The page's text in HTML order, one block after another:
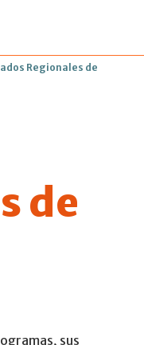
Regionales de
de
sus